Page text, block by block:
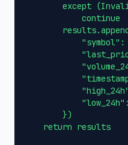
except
            continue
"symbol":
        })
    return results